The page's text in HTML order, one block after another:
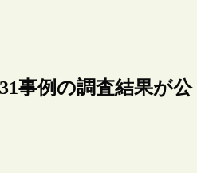
事例の調査結果が公